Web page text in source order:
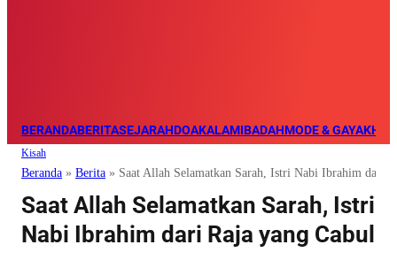
BERANDABERITASEJARAHDOAKALAMIBADAHMODE & GAYA
Kisah
Beranda » Berita » Saat Allah Selamatkan Sarah, Istri Nabi Ibrahim dari
Saat Allah Selamatkan Sarah, Istri
Nabi Ibrahim dari Raja yang Cabul